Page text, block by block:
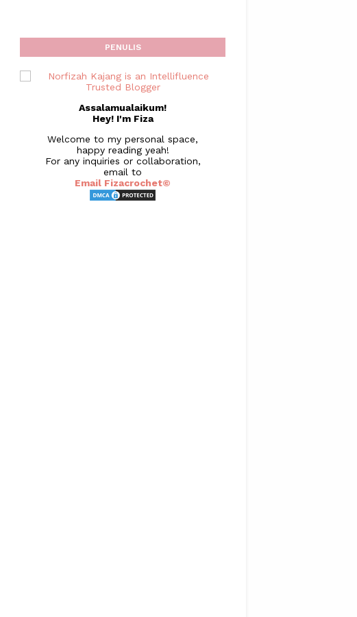
PENULIS
Assalamualaikum!
Hey! I'm Fiza
Welcome to my personal space,
happy reading yeah!
For any inquiries or collaboration,
email to
Email Fizacrochet©